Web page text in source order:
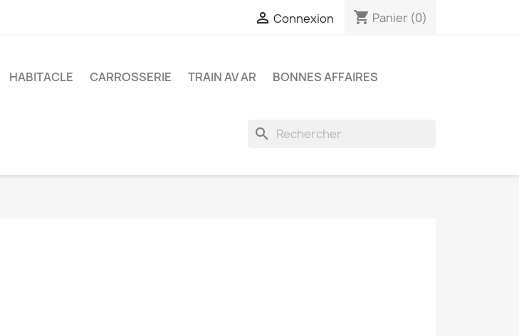
 Connexion shopping_cart Panier (0)
HABITACLE CARROSSERIE TRAIN AV AR
BONNES AFFAIRES
search